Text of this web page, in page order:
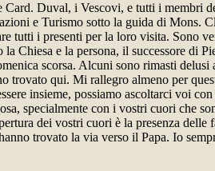
Duval, i Vescovi, e tutti i membri
e Turismo sotto la guida di Mons.
tutti i presenti per la loro visita. Sono
Chiesa e la persona, il successore di
scorsa. Alcuni sono rimasti delusi
trovato qui. Mi rallegro almeno per
insieme, possiamo ascoltarci voi
specialmente con i vostri cuori che
dei vostri cuori è la presenza delle
trovato la via verso il Papa. Io